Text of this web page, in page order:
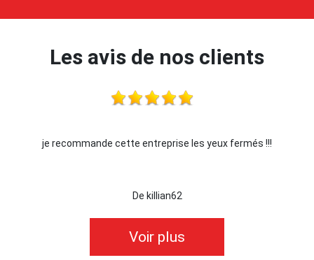
Les avis de nos clients
je recommande cette entreprise les yeux fermés !!!
De killian62
Voir plus